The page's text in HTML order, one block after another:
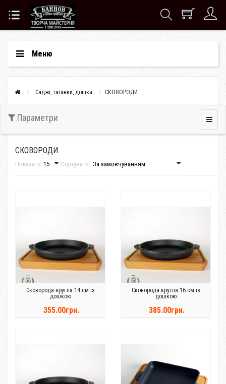
Меню
Саджі, таганки, дошки СКОВОРОДИ
Параметри
СКОВОРОДИ
Показати Сортувати:
Сковорода кругла 14 см із
дошкою
355.00грн.
Сковорода кругла 16 см із
дошкою
385.00грн.